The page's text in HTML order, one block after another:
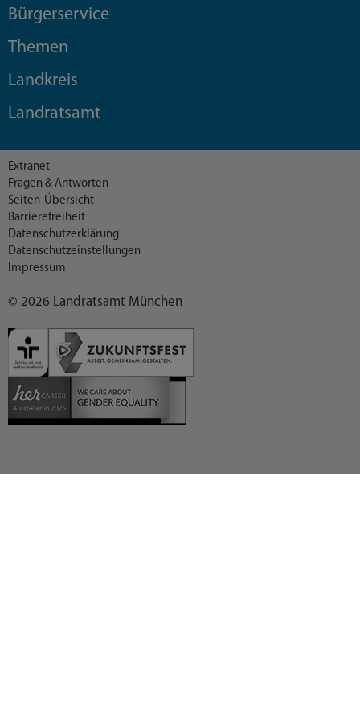
Bürgerservice
Themen
Landkreis
Landratsamt
© 2026 Landratsamt München
Extranet
Fragen & Antworten
Seiten-Übersicht
Barrierefreiheit
Datenschutzerklärung
Datenschutzeinstellungen
Impressum